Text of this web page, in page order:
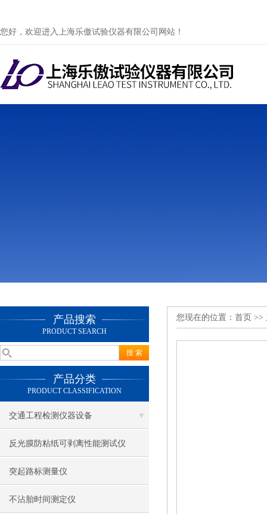
您好，欢迎进入上海乐傲试验仪器有限公司网站！
产品搜索
PRODUCT SEARCH
产品分类
PRODUCT CLASSIFICATION
交通工程检测仪器设备
反光膜防粘纸可剥离性能测试仪
突起路标测量仪
不沾胎时间测定仪
您现在的位置： 首页 >>